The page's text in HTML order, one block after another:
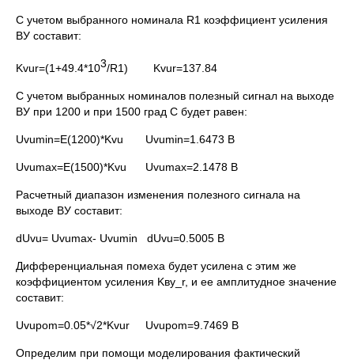
С учетом выбранного номинала R1 коэффициент усиления
ВУ составит:
Kvur=(1+49.4*103/R1) Kvur=137.84
С учетом выбранных номиналов полезный сигнал на выходе
ВУ при 1200 и при 1500 град С будет равен:
Uvumin=E(1200)*Kvu Uvumin=1.6473 В
Uvumax=E(1500)*Kvu Uvumax=2.1478 В
Расчетный диапазон изменения полезного сигнала на
выходе ВУ составит:
dUvu= Uvumax- Uvumin dUvu=0.5005 В
Дифференциальная помеха будет усилена с этим же
коэффициентом усиления Kву_r, и ее амплитудное значение
составит:
Uvupom=0.05*√2*Kvur Uvupom=9.7469 В
Определим при помощи моделирования фактический